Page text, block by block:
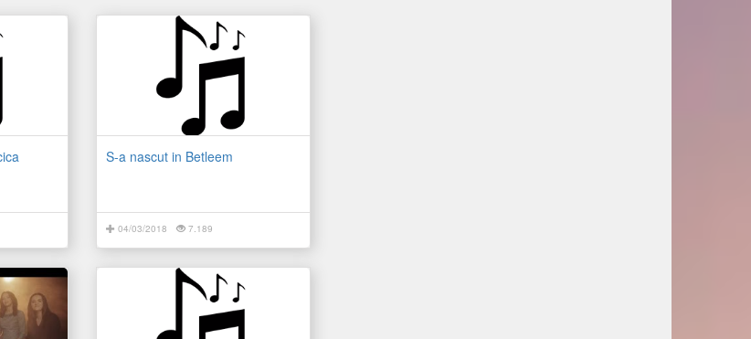
S-a nascut in Betleem
04/03/2018 7.189